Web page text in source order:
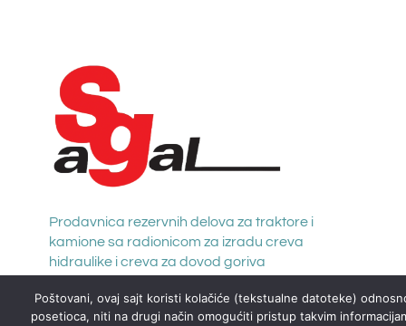
Prodavnica rezervnih delova za traktore i
kamione sa radionicom za izradu creva
hidraulike i creva za dovod goriva
Poštovani, ovaj sajt koristi kolačiće (tekstualne datoteke)
posetioca, niti na drugi način omogućiti pristup takvim